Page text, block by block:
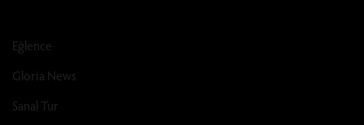
Eğlence
Gloria News
Sanal Tur